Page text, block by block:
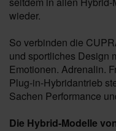
wieder.
So verbinden die
und sportliches Design
Emotionen. Adrenalin.
Plug-in-Hybridantrieb
Sachen Performance
Die Hybrid-Modelle